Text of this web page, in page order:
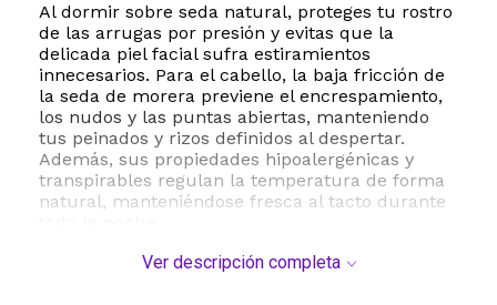
Al dormir sobre seda natural, proteges tu rostro
de las arrugas por presión y evitas que la
delicada piel facial sufra estiramientos
innecesarios. Para el cabello, la baja fricción de
la seda de morera previene el encrespamiento,
los nudos y las puntas abiertas, manteniendo
tus peinados y rizos definidos al despertar.
Además, sus propiedades hipoalergénicas y
transpirables regulan la temperatura de forma
natural, manteniéndose fresca al tacto durante
Este producto cuenta con la certificación OEKO-
Ver descripción completa